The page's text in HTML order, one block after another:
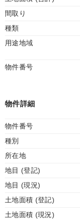
間取り
種類
用途地域
物件番号
物件詳細
物件番号
種別
所在地
地目 (登記)
地目 (現況)
土地面積 (登記)
土地面積 (現況)